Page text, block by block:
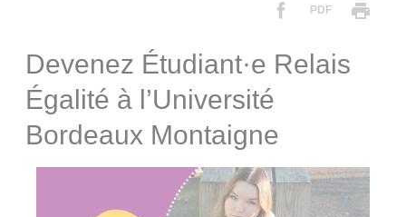
PDF
Devenez Étudiant·e Relais
Égalité à l’Université
Bordeaux Montaigne